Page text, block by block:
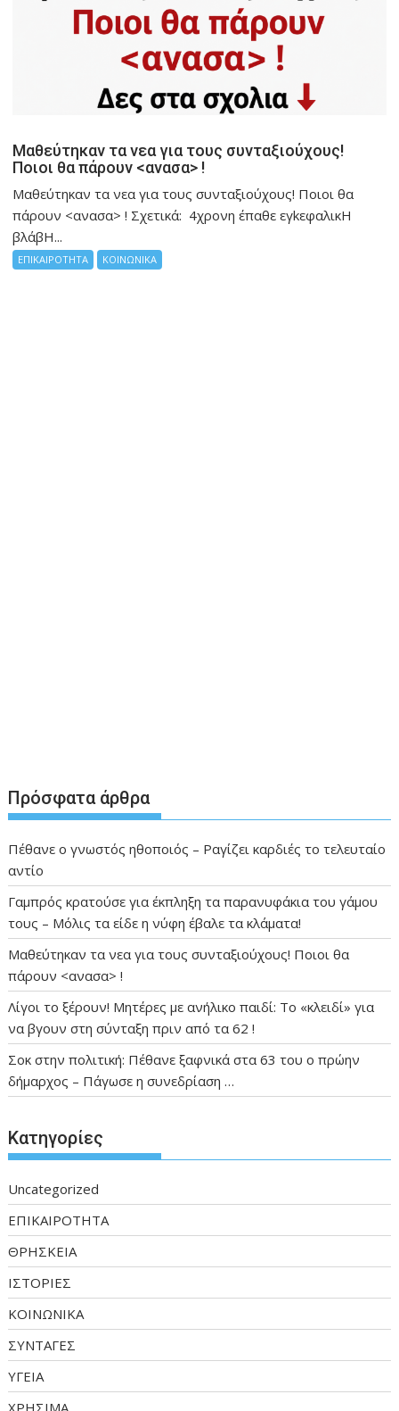
Μαθεύτηκαν τα νεα για τους συνταξιούχους!
Ποιοι θα πάρουν <ανασα> !
Μαθεύτηκαν τα νεα για τους συνταξιούχους! Ποιοι θα
πάρουν <ανασα> ! Σχετικά: 4χρονη έπαθε εγkεφαλικH
βλάβH...
ΕΠΙΚΑΙΡΟΤΗΤΑ ΚΟΙΝΩΝΙΚΑ
Πρόσφατα άρθρα
Πέθανε ο γνωστός ηθοποιός – Ραγίζει καρδιές το τελευταίο
αντίο
Γαμπρός κρατούσε για έκπληξη τα παρανυφάκια του γάμου
τους – Μόλις τα είδε η νύφη έβαλε τα κλάματα!
Μαθεύτηκαν τα νεα για τους συνταξιούχους! Ποιοι θα
πάρουν <ανασα> !
Λίγοι το ξέρουν! Μητέρες με ανήλικο παιδί: Το «κλειδί» για
να βγουν στη σύνταξη πριν από τα 62 !
Σοκ στην πολιτική: Πέθανε ξαφνικά στα 63 του ο πρώην
δήμαρχος – Πάγωσε η συνεδρίαση …
Kατηγορίες
Uncategorized
ΕΠΙΚΑΙΡΟΤΗΤΑ
ΘΡΗΣΚΕΙΑ
ΙΣΤΟΡΙΕΣ
ΚΟΙΝΩΝΙΚΑ
ΣΥΝΤΑΓΕΣ
ΥΓΕΙΑ